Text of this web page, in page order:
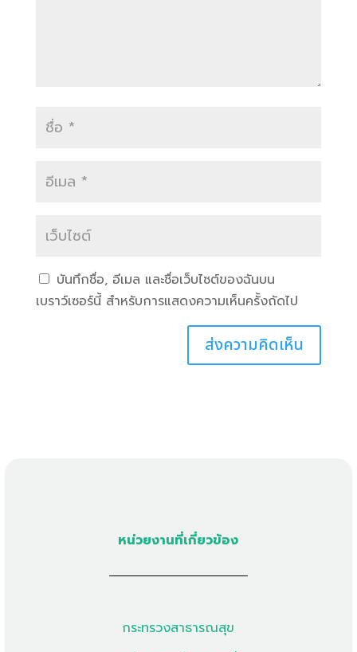
บันทึกชื่อ, อีเมล และชื่อเว็บไซต์ของฉันบน
เบราว์เซอร์นี้ สำหรับการแสดงความเห็นครั้งถัดไป
หน่วยงานที่เกี่ยวข้อง
กระทรวงสาธารณสุข